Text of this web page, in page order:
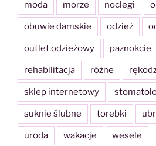
moda morze noclegi
obuwie damskie odzież
outlet odzieżowy paznokcie
rehabilitacja różne
sklep internetowy
suknie ślubne torebki
uroda wakacje wesele